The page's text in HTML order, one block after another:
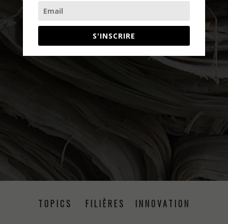
TOPICS FILIÈRES INNOVATION
S'INSCRIRE